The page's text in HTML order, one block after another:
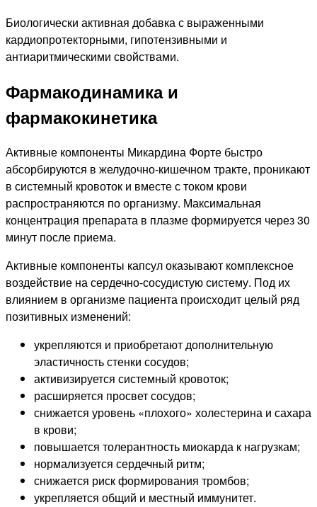
Биологически активная добавка с выраженными
кардиопротекторными, гипотензивными и
антиаритмическими свойствами.
Фармакодинамика и
фармакокинетика
Активные компоненты Микардина Форте быстро
абсорбируются в желудочно-кишечном тракте, проникают
в системный кровоток и вместе с током крови
распространяются по организму. Максимальная
концентрация препарата в плазме формируется через 30
минут после приема.
Активные компоненты капсул оказывают комплексное
воздействие на сердечно-сосудистую систему. Под их
влиянием в организме пациента происходит целый ряд
позитивных изменений:
укрепляются и приобретают дополнительную
эластичность стенки сосудов;
активизируется системный кровоток;
расширяется просвет сосудов;
снижается уровень «плохого» холестерина и сахара
в крови;
повышается толерантность миокарда к нагрузкам;
нормализуется сердечный ритм;
снижается риск формирования тромбов;
укрепляется общий и местный иммунитет.